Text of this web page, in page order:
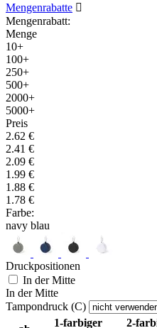
Mengenrabatte 
Mengenrabatt:
Menge
10+
100+
250+
500+
2000+
5000+
Preis
2.62 €
2.41 €
2.09 €
1.99 €
1.88 €
1.78 €
Farbe:
navy blau
Druckpositionen
In der Mitte
In der Mitte
Tampondruck (C)
1-farbiger
2-